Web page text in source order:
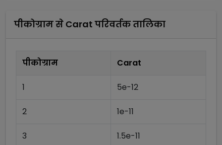
पीकोग्रामसे Carat परिवर्तक तालिका
पीकोग्राम Carat
1 5e-12
2 1e-11
3 1.5e-11